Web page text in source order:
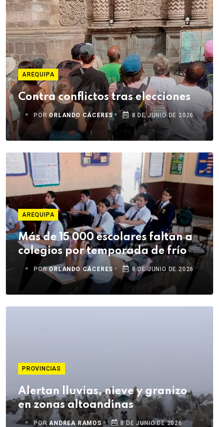
AREQUIPA
Contra conflictos tras elecciones
PORORLANDO CÁCERES 8 DE JUNIO DE 2026
AREQUIPA
Más de 15 000 escolares faltan a
colegios por temporada de frío
POR ORLANDO CÁCERES 8 DE JUNIO DE 2026
PROVINCIAS
Alertan lluvias, nieve y granizo
en zonas altoandinas
PORANDREA RAMOS 8 DE JUNIO DE 2026